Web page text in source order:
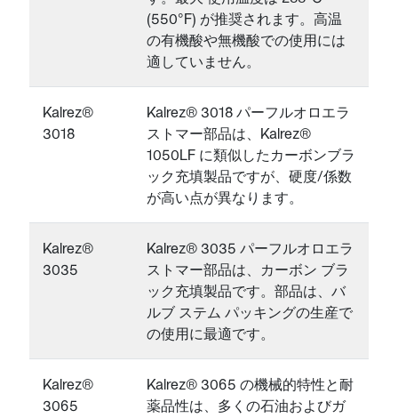
(550°F) が推奨されます。高温
の有機酸や無機酸での使用には
適していません。
Kalrez®
3018
Kalrez® 3018 パーフルオロエラ
ストマー部品は、Kalrez®
1050LF に類似したカーボンブラ
ック充填製品ですが、硬度/係数
が高い点が異なります。
Kalrez®
3035
Kalrez® 3035 パーフルオロエラ
ストマー部品は、カーボン ブラ
ック充填製品です。部品は、バ
ルブ ステム パッキングの生産で
の使用に最適です。
Kalrez®
3065
Kalrez® 3065 の機械的特性と耐
薬品性は、多くの石油およびガ